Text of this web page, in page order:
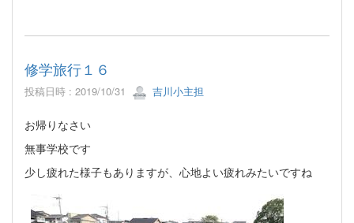
修学旅行１６
投稿日時 : 2019/10/31 吉川小主担
お帰りなさい
無事学校です
少し疲れた様子もありますが、心地よい疲れみたいですね